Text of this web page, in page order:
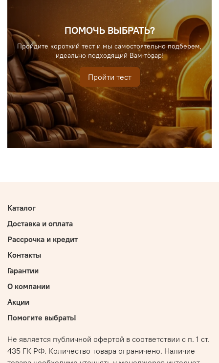
ПОМОЧЬ ВЫБРАТЬ?
Пройдите короткий тест и мы самостоятельно подберем,
идеально подходящий Вам товар!
Пройти тест
Каталог
Доставка и оплата
Рассрочка и кредит
Контакты
Гарантии
О компании
Акции
Помогите выбрать!
Не является публичной офертой в соответствии с п. 1 ст.
435 ГК РФ. Количество товара ограничено. Наличие